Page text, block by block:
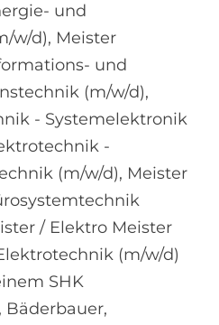
und
w/d), Meister
und
(m/w/d),
- Systemelektronik
-
(m/w/d), Meister
/ Elektro Meister
(m/w/d)
SHK